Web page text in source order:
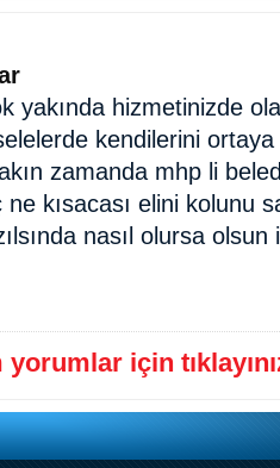
yakında hizmetinizde
kendilerini
zamanda mhp li
kısacası elini kolunu
nasıl olursa
yorumlar için